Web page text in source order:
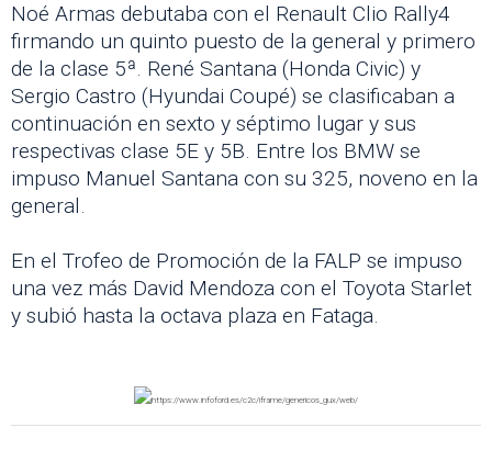
Noé Armas debutaba con el Renault Clio Rally4
firmando un quinto puesto de la general y primero
de la clase 5ª. René Santana (Honda Civic) y
Sergio Castro (Hyundai Coupé) se clasificaban a
continuación en sexto y séptimo lugar y sus
respectivas clase 5E y 5B. Entre los BMW se
impuso Manuel Santana con su 325, noveno en la
general.
En el Trofeo de Promoción de la FALP se impuso
una vez más David Mendoza con el Toyota Starlet
y subió hasta la octava plaza en Fataga.